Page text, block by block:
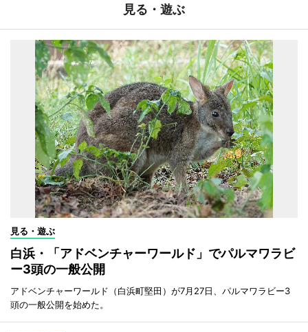
見る・遊ぶ
見る・遊ぶ
白浜・「アドベンチャーワールド」でパルマワラビ
ー3頭の一般公開
アドベンチャーワールド（白浜町堅田）が7月27日、パルマワラビー3
頭の一般公開を始めた。